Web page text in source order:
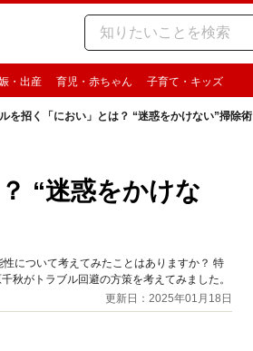
・出産 育児・赤ちゃん 子育て・キッズ
を招く「におい」とは？ “迷惑をかけない”掃除術
“迷惑をかけな
について考えてみたことはありますか？ 特
秋がトラブル回避の方策を考えてみました。
更新日：2025年01月18日